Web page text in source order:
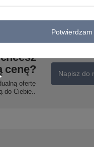
cenę?
ofertę
do Ciebie..
Napisz do